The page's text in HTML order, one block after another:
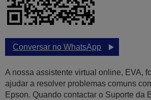
Conversar no WhatsApp
A nossa assistente virtual online, EVA,
ajudar a resolver problemas comuns
Epson. Quando contactar o Suporte da